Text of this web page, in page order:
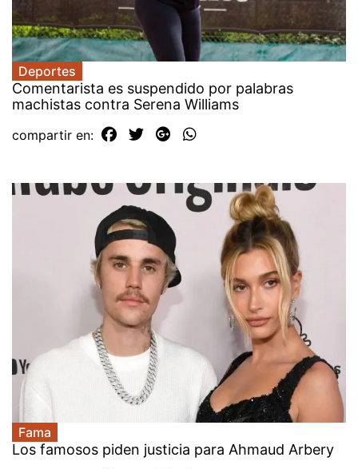
Deportes
Comentarista es suspendido por palabras
machistas contra Serena Williams
compartir en:
Fama
Los famosos piden justicia para Ahmaud Arbery